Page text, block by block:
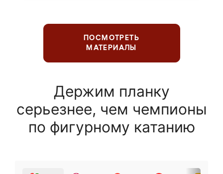
ПОСМОТРЕТЬ
МАТЕРИАЛЫ
Держим планку
серьезнее, чем чемпионы
по фигурному катанию